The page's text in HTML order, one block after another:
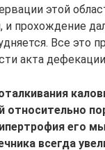
этой
и прохождение
Все это
акта
относительно
его
всегда